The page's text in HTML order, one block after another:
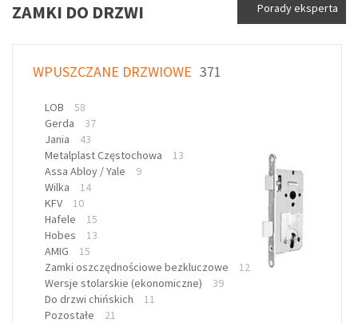
ZAMKI DO DRZWI Porady eksperta
WPUSZCZANE DRZWIOWE 371
LOB
58
Gerda
37
Jania
43
Metalplast Częstochowa
13
Assa Abloy / Yale
9
Wilka
14
KFV
10
Hafele
15
Hobes
13
AMIG
15
Zamki oszczędnościowe bezkluczowe
12
Wersje stolarskie (ekonomiczne)
39
Do drzwi chińskich
11
Pozostałe
21